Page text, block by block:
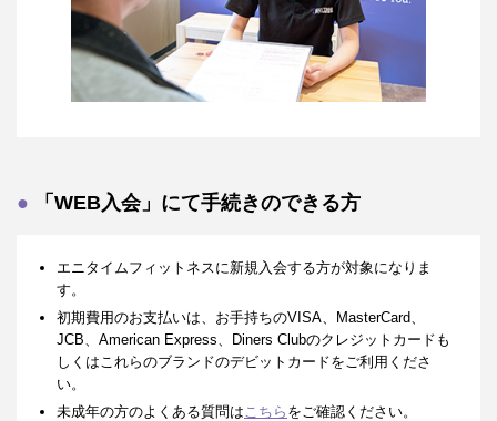
「WEB入会」にて手続きのできる方
エニタイムフィットネスに新規入会する方が対象になりま
す。
初期費用のお支払いは、お手持ちのVISA、MasterCard、
JCB、American Express、Diners Clubのクレジットカードも
しくはこれらのブランドのデビットカードをご利用くださ
い。
未成年の方のよくある質問はこちら をご確認ください。